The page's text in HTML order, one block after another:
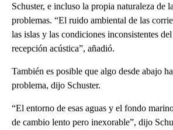
Schuster, e incluso la propia naturaleza de
problemas. “El ruido ambiental de las
las islas y las condiciones inconsistentes
recepción acústica”, añadió.
También es posible que algo desde abajo
problema, dijo Schuster.
“El entorno de esas aguas y el fondo
de cambio lento pero inexorable”, dijo